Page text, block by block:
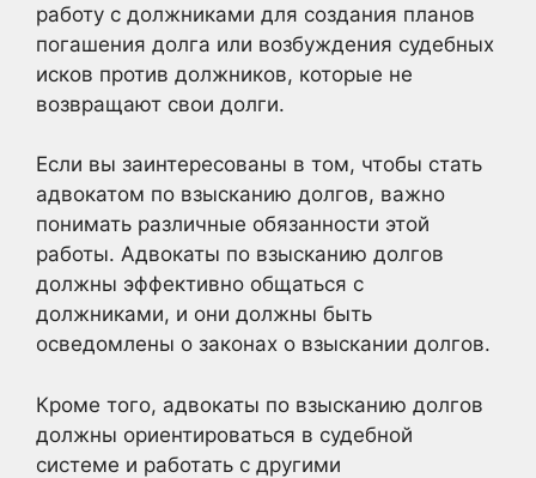
работу с должниками для создания планов
погашения долга или возбуждения судебных
исков против должников, которые не
возвращают свои долги.
Если вы заинтересованы в том, чтобы стать
адвокатом по взысканию долгов, важно
понимать различные обязанности этой
работы. Адвокаты по взысканию долгов
должны эффективно общаться с
должниками, и они должны быть
осведомлены о законах о взыскании долгов.
Кроме того, адвокаты по взысканию долгов
должны ориентироваться в судебной
системе и работать с другими